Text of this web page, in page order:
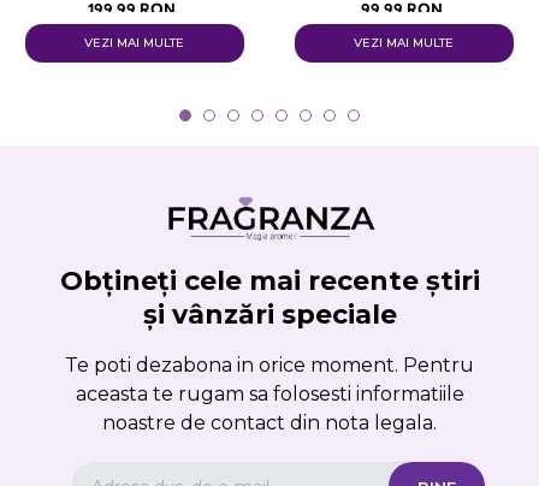
199,99 RON
VEZI MAI MULTE
99,99 RON
VEZI MAI MULTE
Obțineți cele mai recente știri
și vânzări speciale
Te poti dezabona in orice moment. Pentru
aceasta te rugam sa folosesti informatiile
noastre de contact din nota legala.